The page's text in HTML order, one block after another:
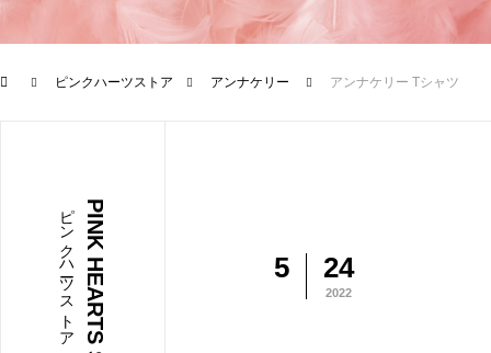
ピンクハーツストア アンナケリー アンナケリー Tシャツ
ピンクハーツストア 5 24
2022